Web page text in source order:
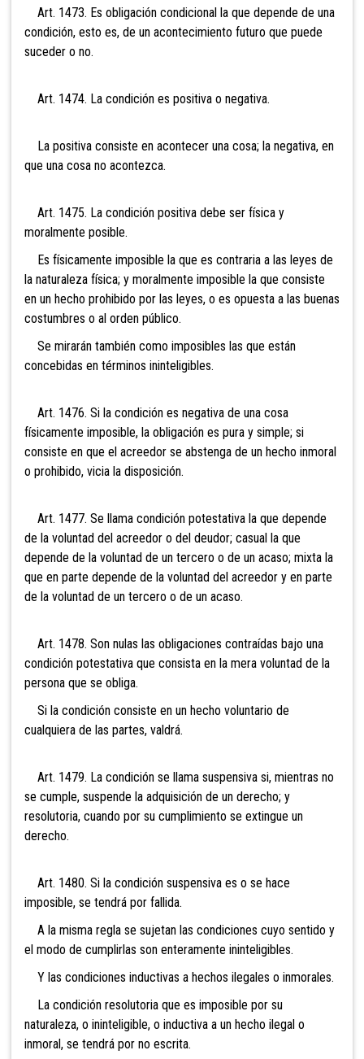
Art. 1473. Es obligación condicional la que depende de una
condición, esto es, de un acontecimiento futuro que puede
suceder o no.
Art. 1474. La condición es positiva o negativa.
La positiva consiste en acontecer una cosa; la negativa, en
que una cosa no acontezca.
Art. 1475. La condición positiva debe ser física y
moralmente posible.
Es físicamente imposible la que es contraria a las leyes de
la naturaleza física; y moralmente imposible la que consiste
en un hecho prohibido por las leyes, o es opuesta a las buenas
costumbres o al orden público.
Se mirarán también como imposibles las que están
concebidas en términos ininteligibles.
Art. 1476. Si la condición es negativa de una cosa
físicamente imposible, la obligación es pura y simple; si
consiste en que el acreedor se abstenga de un hecho inmoral
o prohibido, vicia la disposición.
Art. 1477. Se llama condición potestativa la que depende
de la voluntad del acreedor o del deudor; casual la que
depende de la voluntad de un tercero o de un acaso; mixta la
que en parte depende de la voluntad del acreedor y en parte
de la voluntad de un tercero o de un acaso.
Art. 1478. Son nulas las obligaciones contraídas bajo una
condición potestativa que consista en la mera voluntad de la
persona que se obliga.
Si la condición consiste en un hecho voluntario de
cualquiera de las partes, valdrá.
Art. 1479. La condición se llama suspensiva si, mientras no
se cumple, suspende la adquisición de un derecho; y
resolutoria, cuando por su cumplimiento se extingue un
derecho.
Art. 1480. Si la condición suspensiva es o se hace
imposible, se tendrá por fallida.
A la misma regla se sujetan las condiciones cuyo sentido y
el modo de cumplirlas son enteramente ininteligibles.
Y las condiciones inductivas a hechos ilegales o inmorales.
La condición resolutoria que es imposible por su
naturaleza, o ininteligible, o inductiva a un hecho ilegal o
inmoral, se tendrá por no escrita.